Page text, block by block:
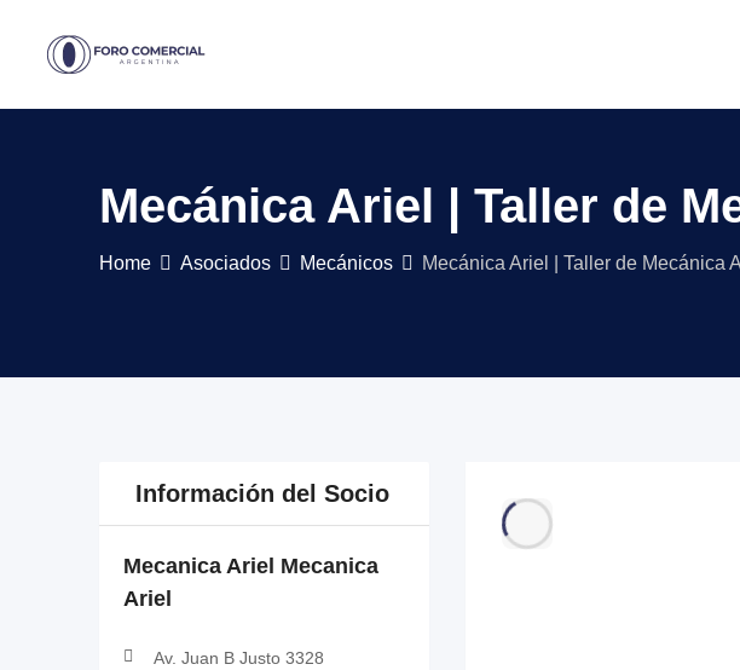
Mecánica Ariel | Taller de
Home Asociados Mecánicos Mecánica Ariel | Taller de Mecánica
Información del Socio
Mecanica Ariel Mecanica
Ariel
Av. Juan B Justo 3328